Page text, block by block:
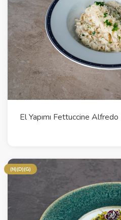
El Yapımı Fettuccine Alfredo
(N)(D)(G)